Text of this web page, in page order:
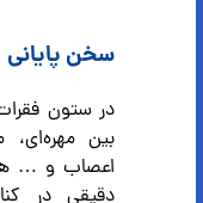
سخن پایانی
در ستون
بین مهره‌ای،
اعصاب و …
دقیقی در